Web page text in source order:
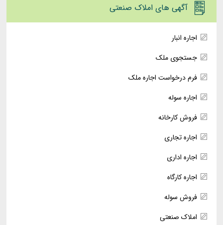
آگهی های املاک صنعتی
اجاره انبار
جستجوی ملک
فرم درخواست اجاره ملک
اجاره سوله
فروش کارخانه
اجاره تجاری
اجاره اداری
اجاره کارگاه
فروش سوله
املاک صنعتی